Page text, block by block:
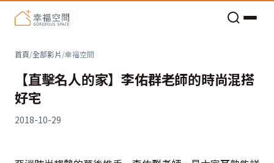
首頁/全部影片/幸福空間
【直擊名人的家】李佑群老師的時尚混搭
好宅
2018-10-29